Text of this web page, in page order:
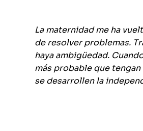
La maternidad me ha
de resolver problemas.
haya ambigüedad.
más probable que
se desarrollen la